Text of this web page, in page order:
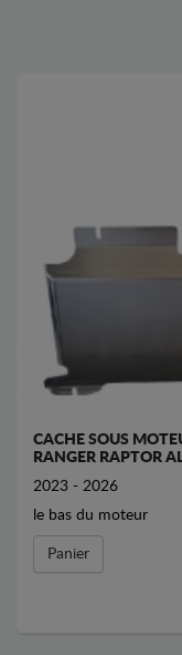
CACHE SOUS
RANGER RAPTOR
2023 - 2026
le bas du moteur
Panier